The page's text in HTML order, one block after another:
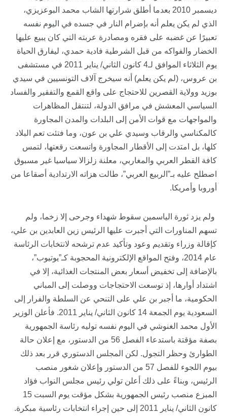
ديسمبر 2010 بعدما أطلق شرارتها الشاب محمد البوعزيزي،
الذي لم يكن يعلم أنه بإضرام النار في جسده في اليوم نفسه
تعبيرًا عن غضبه على فقره ومصادرة عربته التي كان يبيع عليها
الخضار والفواكه من قبل الشرطية فادية حمدي، ليفارق الحياة
يوم الثلاثاء الموافق لـ4 كانون الثاني/ يناير 2011 في مستشفى
بن عروس، (لم يكن يعلم) أنه سيخرج آلاف التونسيين في سيدي
بوزيد وولاية القصرين للاحتجاج على واقع القمع والتفقير والفساد
السياسي المعشش في مرافق الدولة، لتنتقل المظاهرات
والمواجهات مع قوات الأمن إلى البلدات والمدن المجاورة
كالمكناسي والرقاب وسيدي علي بن عون، وما فتئت تعم البلاد
كلها، بل امتدت إلى الأقطار المجاورة واتسعت رقعتها، لتمس
كافة القطر العربي والمغاربي، معلنة زلزالا سياسيا غير مسبوق
اصطلح عليه بـ”الربيع العربي”، طالت هزاته الارتدادية أصقاعا من
أوروبا وأمريكا.
ولم يزد ثورة الياسمين سقوط شهداء وجرحى إلا زخما، ولم
تسهم المناورات التي أجبرت عليها الرئيس زين العابدين بن علي،
كإقالة وزراء وتقديم وعود وتأكيد عدم ترشحه لانتخابات الرئاسة
عام 2014، وفتح المواقع الإلكترونية المحجوبة كـ”يوتيوب”،
بالإضافة إلى تخفيض أسعار بعض المنتجات الغذائية، إلا في
اشتداد أوارها، إذ توسعت الاحتجاجات ووصلت إلى المباني
الحكومية، ما أجبر بن علي على التنحي عن السلطة والفرار إلى
السعودية يوم الجمعة 14 كانون الثاني/ يناير 2011. فأعلن الوزير
الأول محمد الغنوشي في اليوم نفسه توليه رئاسة الجمهورية
بصفة مؤقتة باستدعاء الفصل 56 من الدستور، مع إعلان حالة
الطوارئ وحظر التجول. لكن المجلس الدستوري قرر بعد ذلك
بيوم اللجوء للفصل 57 من الدستور وإعلان شغور منصب
الرئيس، وبناءً على ذلك أعلن تولي رئيس مجلس النواب فؤاد
المبزع منصب رئيس الجمهورية بشكل مؤقت يوم السبت 15
كانون الثاني/ يناير 2011 إلى حين إجراء انتخابات رئاسية مبكرة.